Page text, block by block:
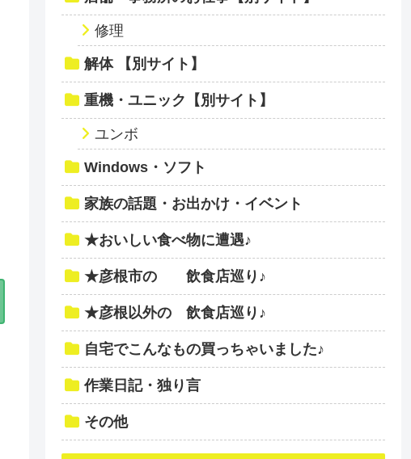
修理
解体 【別サイト】
重機・ユニック【別サイト】
ユンボ
Windows・ソフト
家族の話題・お出かけ・イベント
★おいしい食べ物に遭遇♪
★彦根市の 飲食店巡り♪
★彦根以外の 飲食店巡り♪
自宅でこんなもの買っちゃいました♪
作業日記・独り言
その他